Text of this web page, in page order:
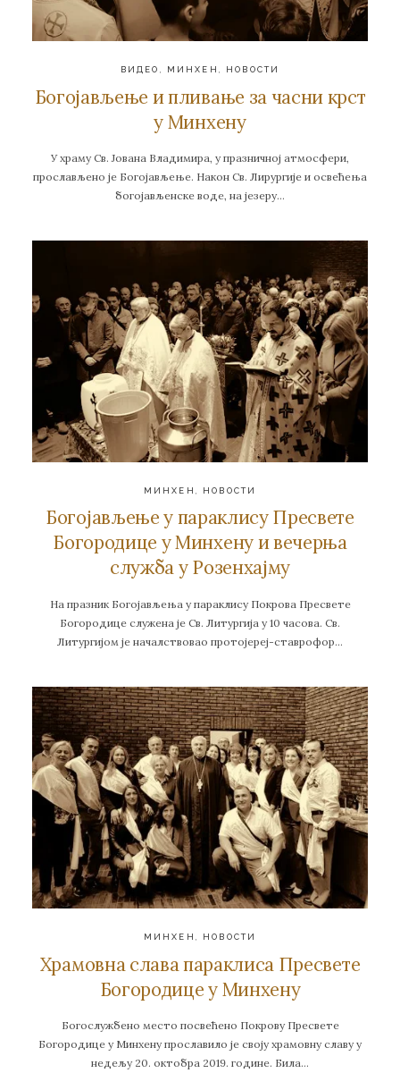
ВИДЕО МИНХЕН НОВОСТИ
Богојављење и пливање за часни крст
у Минхену
У храму Св. Јована Владимира, у празничној атмосфери,
прослављено је Богојављење. Након Св. Лирургије и освећења
богојављенске воде, на језеру…
МИНХЕН НОВОСТИ
Богојављење у параклису Пресвете
Богородице у Минхену и вечерња
служба у Розенхајму
На празник Богојављења у параклису Покрова Пресвете
Богородице служена је Св. Литургија у 10 часова. Св.
Литургијом је началствовао протојереј-ставрофор…
МИНХЕН НОВОСТИ
Храмовна слава параклиса Пресвете
Богородице у Минхену
Богослужбено место посвећено Покрову Пресвете
Богородице у Минхену прославило је своју храмовну славу у
недељу 20. октобра 2019. године. Била…